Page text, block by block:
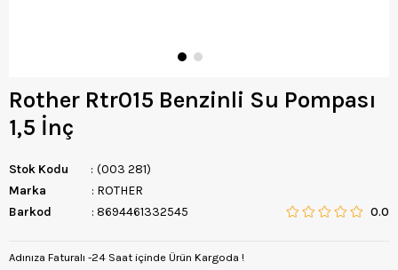
Rother Rtr015 Benzinli Su Pompası
1,5 İnç
Stok Kodu
(003 281)
Marka
: ROTHER
Barkod
: 8694461332545 0.0
Adınıza Faturalı -24 Saat içinde Ürün Kargoda !